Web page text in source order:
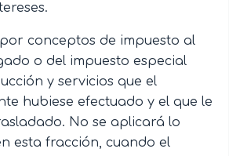
conceptos de impuesto al
o del impuesto especial
y servicios que el
hubiese efectuado y el que le
No se aplicará lo
esta fracción, cuando el